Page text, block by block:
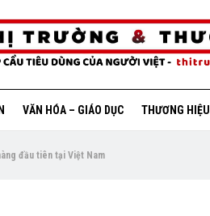
VĂN HÓA – GIÁO DỤC THƯƠNG HIỆU
đầu tiên tại Việt Nam